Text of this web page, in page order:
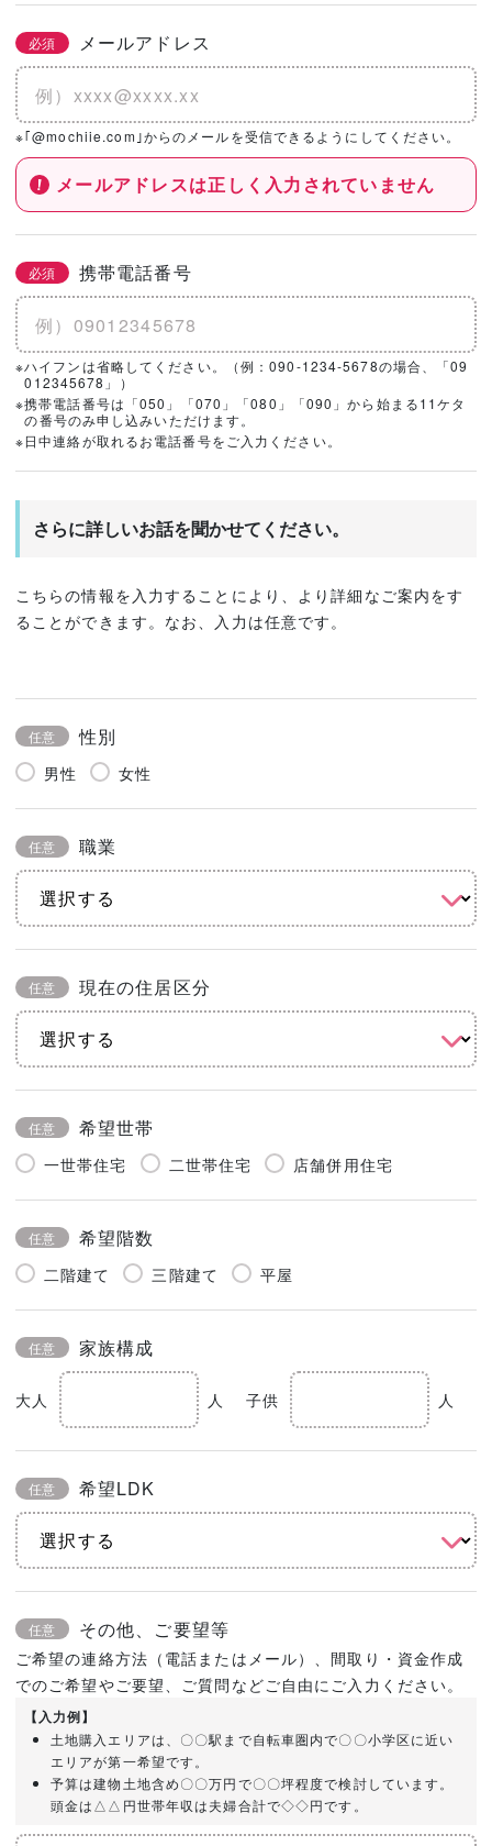
必須 メールアドレス
※｢@mochiie.com｣からのメールを受信できるようにしてください。
メールアドレスは正しく入力されていません
必須 携帯電話番号
※ハイフンは省略してください。（例：090-1234-5678の場合、「09
012345678」）
※携帯電話番号は「050」「070」「080」「090」から始まる11ケタ
の番号のみ申し込みいただけます。
※日中連絡が取れるお電話番号をご入力ください。
さらに詳しいお話を聞かせてください。
こちらの情報を入力することにより、より詳細なご案内をす
ることができます。なお、入力は任意です。
任意 性別
男性 女性
任意 職業
任意 現在の住居区分
任意 希望世帯
一世帯住宅 二世帯住宅 店舗併用住宅
任意 希望階数
二階建て 三階建て 平屋
任意 家族構成
大人 人 子供 人
任意 希望LDK
任意 その他、ご要望等
ご希望の連絡方法（電話またはメール）、間取り・資金作成
でのご希望やご要望、ご質問などご自由にご入力ください。
【入力例】
土地購入エリアは、〇〇駅まで自転車圏内で〇〇小学区に近い
エリアが第一希望です。
予算は建物土地含め〇〇万円で〇〇坪程度で検討しています。
頭金は△△円世帯年収は夫婦合計で◇◇円です。